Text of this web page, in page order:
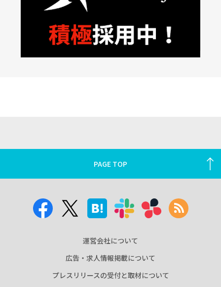
PAGE TOP
運営会社について
広告・求人情報掲載について
プレスリリースの受付と取材について